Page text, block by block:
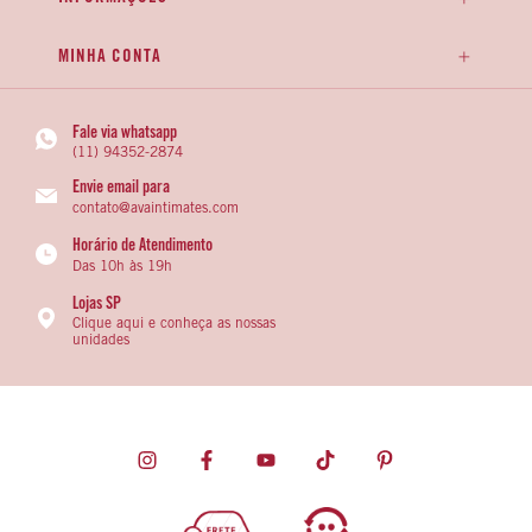
MINHA CONTA
Fale via whatsapp
(11) 94352-2874
Envie email para
contato@avaintimates.com
Horário de Atendimento
Das 10h às 19h
Lojas SP
Clique aqui e conheça as nossas
unidades